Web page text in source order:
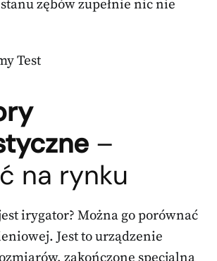
zębów zupełnie nic nie
Test
–
na rynku
irygator? Można go porównać
Jest to urządzenie
zakończone specjalną